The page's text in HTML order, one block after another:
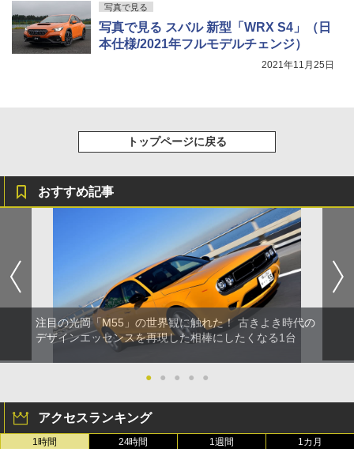
写真で見る
写真で見る スバル 新型「WRX S4」（日
本仕様/2021年フルモデルチェンジ）
2021年11月25日
トップページに戻る
おすすめ記事
注目の光岡「M55」の世界観に触れた！ 古きよき時代の
デザインエッセンスを再現した相棒にしたくなる1台
● ● ● ● ●
アクセスランキング
1時間 24時間 1週間 1カ月